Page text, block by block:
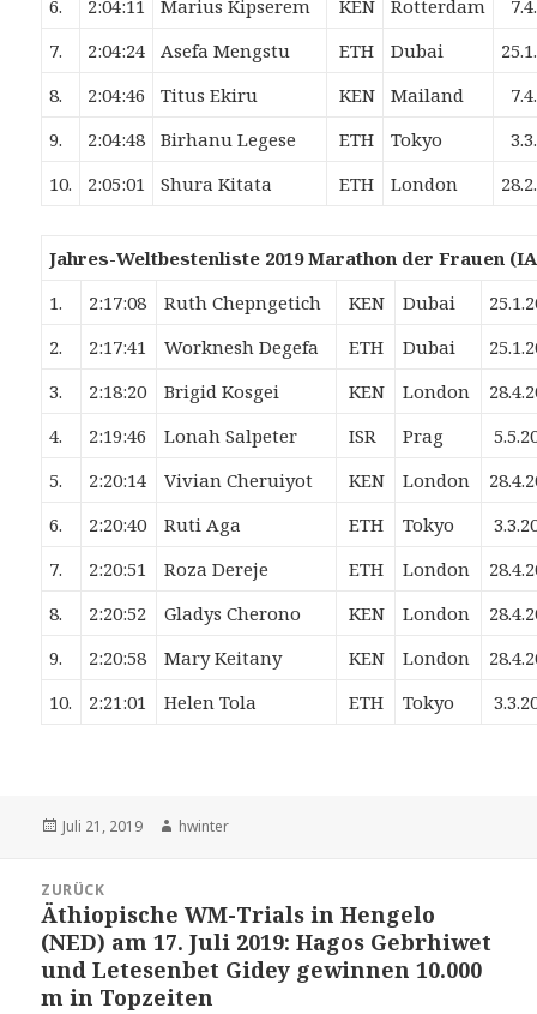
6. 2:04:11 Marius Kipserem KEN Rotterdam
7.
2:04:24 Asefa Mengstu ETH Dubai
8.
2:04:46 Titus Ekiru KEN Mailand
9.
2:04:48 Birhanu Legese ETH Tokyo
10.
2:05:01 Shura Kitata ETH London
Jahres-Weltbestenliste 2019 Marathon der Frauen
1.
2:17:08 Ruth Chepngetich KEN Dubai
2.
2:17:41 Worknesh Degefa ETH Dubai
3.
2:18:20 Brigid Kosgei KEN London
4.
2:19:46 Lonah Salpeter ISR Prag
5.
2:20:14 Vivian Cheruiyot KEN London
6.
2:20:40 Ruti Aga ETH Tokyo
7.
2:20:51 Roza Dereje ETH London
8.
2:20:52 Gladys Cherono KEN London
9.
2:20:58 Mary Keitany KEN London
10.
2:21:01 Helen Tola ETH Tokyo
Veröffentlicht
Juli 21, 2019 Autor
hwinter
Navigation
ZURÜCK
Vorheriger
Beitrag:
Äthiopische WM-Trials in Hengelo
(NED) am 17. Juli 2019: Hagos Gebrhiwet
und Letesenbet Gidey gewinnen 10.000
m in Topzeiten